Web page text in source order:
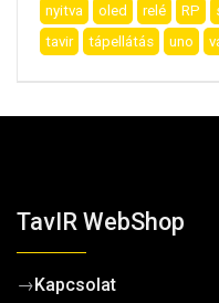
nyitva
oled relé RP
tavir
tápellátás uno
TavIR WebShop
→Kapcsolat